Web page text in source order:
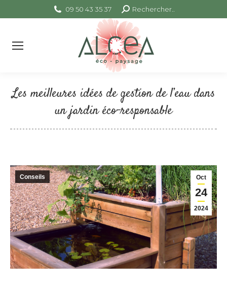
09 50 43 35 37 Search:
Rechercher..
Les meilleures idées de gestion de l’eau dans
un jardin éco-responsable
Vous êtes ici :
Oct
24
2024
Conseils